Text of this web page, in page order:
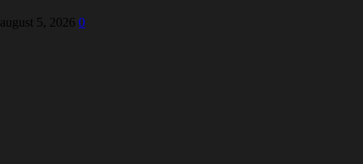
august 5, 2026 0